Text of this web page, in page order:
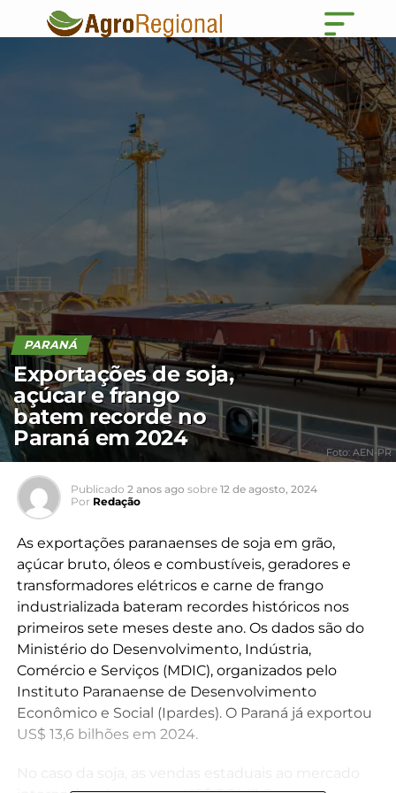
PARANÁ
Exportações de soja,
açúcar e frango
batem recorde no
Paraná em 2024
Foto: AEN-PR
Publicado 2 anos ago sobre 12 de agosto, 2024
Por Redação
As exportações paranaenses de soja em grão,
açúcar bruto, óleos e combustíveis, geradores e
transformadores elétricos e carne de frango
industrializada bateram recordes históricos nos
primeiros sete meses deste ano. Os dados são do
Ministério do Desenvolvimento, Indústria,
Comércio e Serviços (MDIC), organizados pelo
Instituto Paranaense de Desenvolvimento
Econômico e Social (Ipardes). O Paraná já exportou
US$ 13,6 bilhões em 2024.